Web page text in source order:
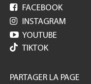
 FACEBOOK
 INSTAGRAM
 YOUTUBE
TIKTOK
PARTAGER LA PAGE